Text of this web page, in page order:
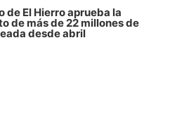
de El Hierro aprueba la
de más de 22 millones de
desde abril